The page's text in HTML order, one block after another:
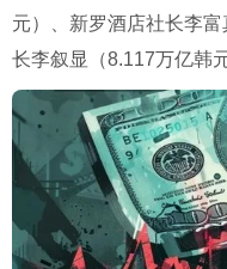
元）、新罗酒店社长李
长李叙显（8.117万亿韩元